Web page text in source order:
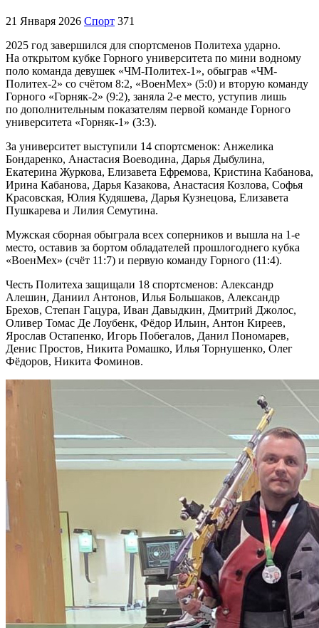
21 Января 2026 Спорт 371
2025 год завершился для спортсменов Политеха ударно.
На открытом кубке Горного университета по мини водному
поло команда девушек «ЧМ-Политех-1», обыграв «ЧМ-
Политех-2» со счётом 8:2, «ВоенМех» (5:0) и вторую команду
Горного «Горняк-2» (9:2), заняла 2-е место, уступив лишь
по дополнительным показателям первой команде Горного
университета «Горняк-1» (3:3).
За университет выступили 14 спортсменок: Анжелика
Бондаренко, Анастасия Воеводина, Дарья Дыбулина,
Екатерина Журкова, Елизавета Ефремова, Кристина Кабанова,
Ирина Кабанова, Дарья Казакова, Анастасия Козлова, Софья
Красовская, Юлия Кудяшева, Дарья Кузнецова, Елизавета
Пушкарева и Лилия Семутина.
Мужская сборная обыграла всех соперников и вышла на 1-е
место, оставив за бортом обладателей прошлогоднего кубка
«ВоенМех» (счёт 11:7) и первую команду Горного (11:4).
Честь Политеха защищали 18 спортсменов: Александр
Алешин, Даниил Антонов, Илья Большаков, Александр
Брехов, Степан Гацура, Иван Давыдкин, Дмитрий Джолос,
Оливер Томас Де Лоубенк, Фёдор Ильин, Антон Киреев,
Ярослав Остапенко, Игорь Побегалов, Данил Пономарев,
Денис Простов, Никита Ромашко, Илья Торнушенко, Олег
Фёдоров, Никита Фоминов.